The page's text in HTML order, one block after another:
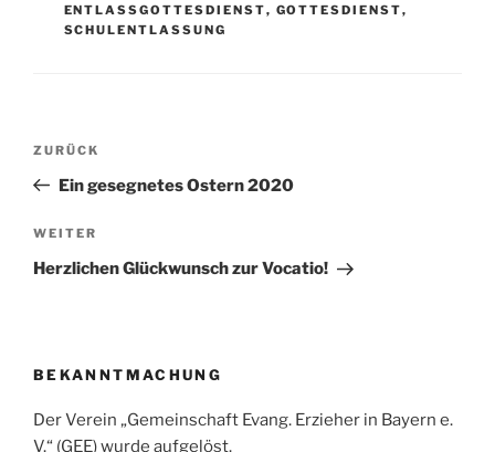
ENTLASSGOTTESDIENST, GOTTESDIENST,
SCHULENTLASSUNG
Beitragsnavigation
Vorheriger
Beitrag
ZURÜCK
Ein gesegnetes Ostern 2020
Nächster
Beitrag
WEITER
Herzlichen Glückwunsch zur Vocatio!
BEKANNTMACHUNG
Der Verein „Gemeinschaft Evang. Erzieher in Bayern e.
V.“ (GEE) wurde aufgelöst.